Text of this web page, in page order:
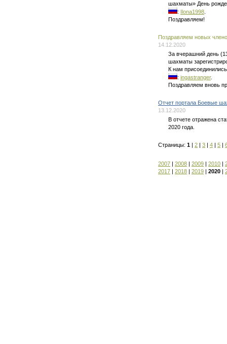
шахматы» День
: Ilona1998
Поздравляем!
Поздравляем новых
14.12.2020
За вчерашний день
шахматы
К нам
: ingastranger.
Поздравляем вновь
Отчет портала Боевые
13.12.2020
В отчете отражена
2020 года.
Страницы: 1 | 2 | 3 | 4 | 5 |
2007 | 2008 | 2009 | 2010 |
2017 | 2018 | 2019 | 2020 |